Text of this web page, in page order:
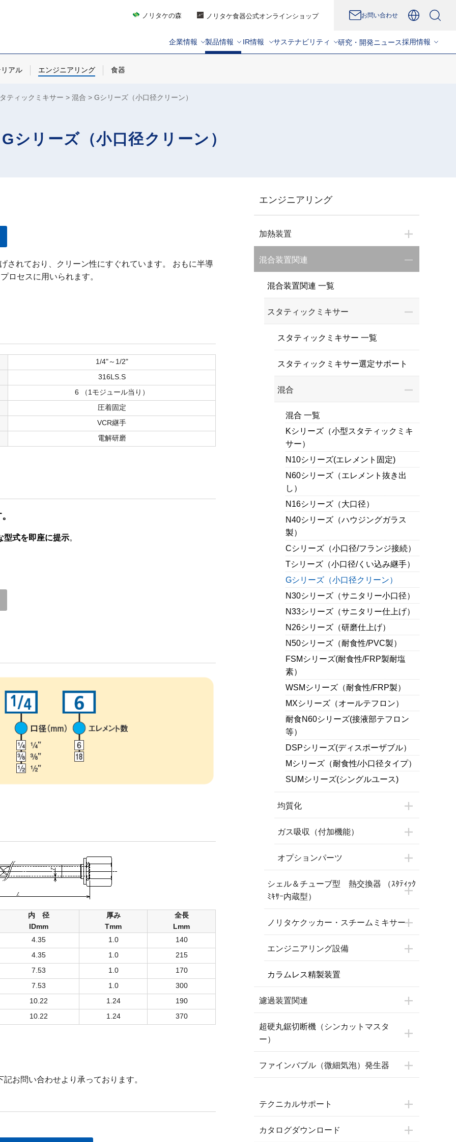
ノリタケの森 ノリタケ食器公式オンラインショップ お問い合わせ
企業情報 製品情報 IR情報 サステナビリティ 研究・開発ニュース採用情報
アル エンジニアリング 食器
ティックミキサー 混合 Gシリーズ（小口径クリーン）
Gシリーズ（小口径クリーン）
エンジニアリング
加熱装置
混合装置関連
混合装置関連 一覧
スタティックミキサー
スタティックミキサー 一覧
スタティックミキサー選定サポート
混合
混合 一覧
Kシリーズ（小型スタティックミキ
サー）
N10シリーズ(エレメント固定)
N60シリーズ（エレメント抜き出
し）
N16シリーズ（大口径）
N40シリーズ（ハウジングガラス
製）
Cシリーズ（小口径/フランジ接続）
Tシリーズ（小口径/くい込み継手）
Gシリーズ（小口径クリーン）
N30シリーズ（サニタリー小口径）
N33シリーズ（サニタリー仕上げ）
N26シリーズ（研磨仕上げ）
N50シリーズ（耐食性/PVC製）
FSMシリーズ(耐食性/FRP製耐塩
素）
WSMシリーズ（耐食性/FRP製）
MXシリーズ（オールテフロン）
耐食N60シリーズ(接液部テフロン
等）
DSPシリーズ(ディスポーザブル）
Mシリーズ（耐食性/小口径タイプ）
SUMシリーズ(シングルユース)
均質化
ガス吸収（付加機能）
オプションパーツ
シェル＆チューブ型 熱交換器 （ｽﾀﾃｨｯｸ
ﾐｷｻｰ内蔵型）
ノリタケクッカー・スチームミキサー
エンジニアリング設備
カラムレス精製装置
濾過装置関連
超硬丸鋸切断機（シンカットマスタ
ー）
ファインバブル（微細気泡）発生器
テクニカルサポート
カタログダウンロード
されており、クリーン性にすぐれています。 おもに半導
ロセスに用いられます。
1/4"～1/2"
316LS.S
6 （1モジュール当り）
圧着固定
VCR継手
電解研磨
型式を即座に提示。
内 径
IDmm
厚み
Tmm
全長
Lmm
4.35
1.0
140
4.35
1.0
215
7.53
1.0
170
7.53
1.0
300
10.22
1.24
190
10.22
1.24 370
お問い合わせより承っております。